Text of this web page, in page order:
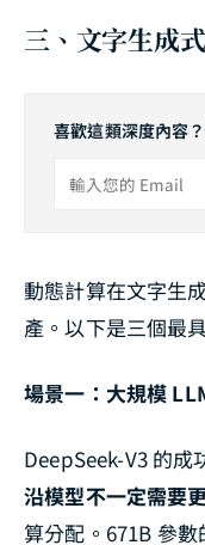
三、文字生成
喜歡這類深度內容
動態計算在文字生
產。以下是三個最
場景一：大規模
DeepSeek-V3 的
沿模型不一定需要
算分配。671B 參